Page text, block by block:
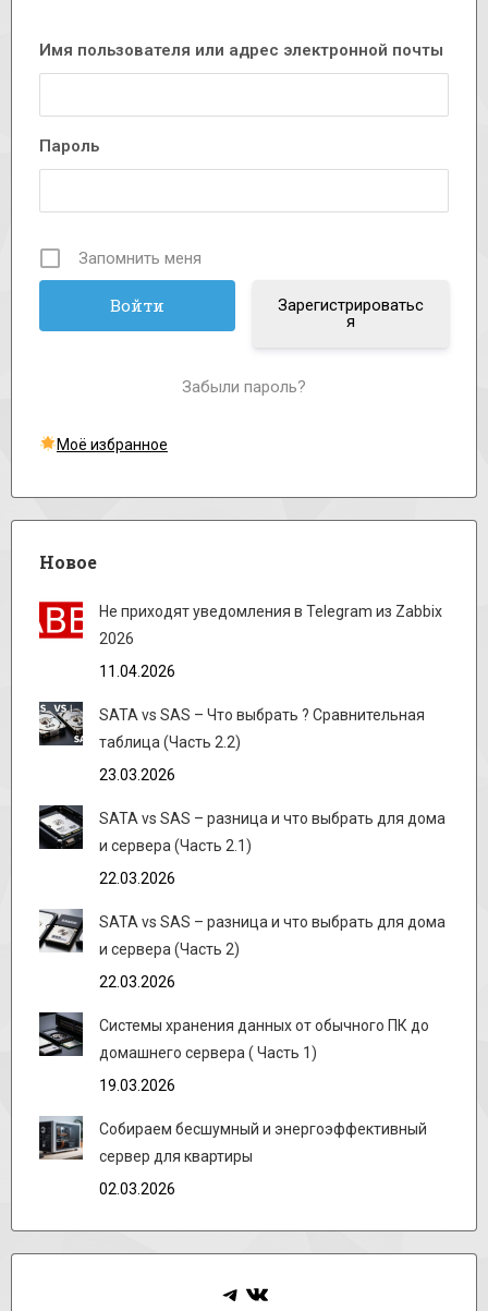
Имя пользователя или адрес электронной почты
Пароль
Запомнить меня
Зарегистрироватьс
я
Забыли пароль?
Моё избранное
Новое
Не приходят уведомления в Telegram из Zabbix
2026
11.04.2026
SATA vs SAS – Что выбрать ? Сравнительная
таблица (Часть 2.2)
23.03.2026
SATA vs SAS – разница и что выбрать для дома
и сервера (Часть 2.1)
22.03.2026
SATA vs SAS – разница и что выбрать для дома
и сервера (Часть 2)
22.03.2026
Системы хранения данных от обычного ПК до
домашнего сервера ( Часть 1)
19.03.2026
Собираем бесшумный и энергоэффективный
сервер для квартиры
02.03.2026
Telegram
ВКонтакте